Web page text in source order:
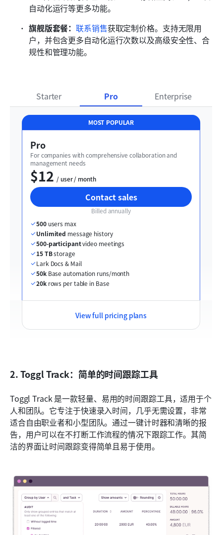
自动化运行等更多功能。
旗舰版套餐：联系销售获取定制价格。支持无限用
户，并包含更多自动化运行次数以及高级安全性、合
规性和管理功能。
Starter Pro Enterprise
MOST POPULAR
Pro
For companies with comprehensive collaboration and
management needs
$12
  / user / month
Contact sales
Billed annually
500 users max
Unlimited message history
500-participant video meetings
15 TB storage
Lark Docs & Mail
50k Base automation runs/month
20k rows per table in Base
View full pricing plans
2. Toggl Track：简单的时间跟踪工具
Toggl Track 是一款轻量、易用的时间跟踪工具，适用于个
人和团队。它专注于快速录入时间，几乎无需设置，非常
适合自由职业者和小型团队。通过一键计时器和清晰的报
告，用户可以在不打断工作流程的情况下跟踪工作。其简
洁的界面让时间跟踪变得简单且易于使用。